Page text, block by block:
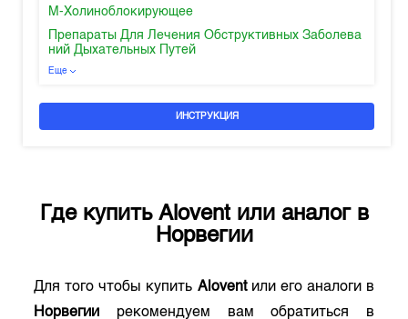
М-Холиноблокирующее
Препараты Для Лечения Обструктивных Заболева
ний Дыхательных Путей
Еще
ИНСТРУКЦИЯ
Где купить Aloventили аналог в
Норвегии
Для того чтобы купить Aloventили его аналоги в
Норвегии рекомендуем вам обратиться в